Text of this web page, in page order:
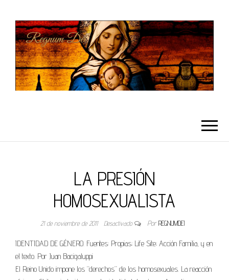
LA PRESIÓN
HOMOSEXUALISTA
21 de noviembre de 2011 Desactivado Por REGNUMDEI
IDENTIDAD DE GÉNERO. Fuentes: Propias; Life Site; Acción Familia, y en
el texto. Por Juan Bacigaluppi
El Reino Unido impone los “derechos” de los homosexuales. La reacción